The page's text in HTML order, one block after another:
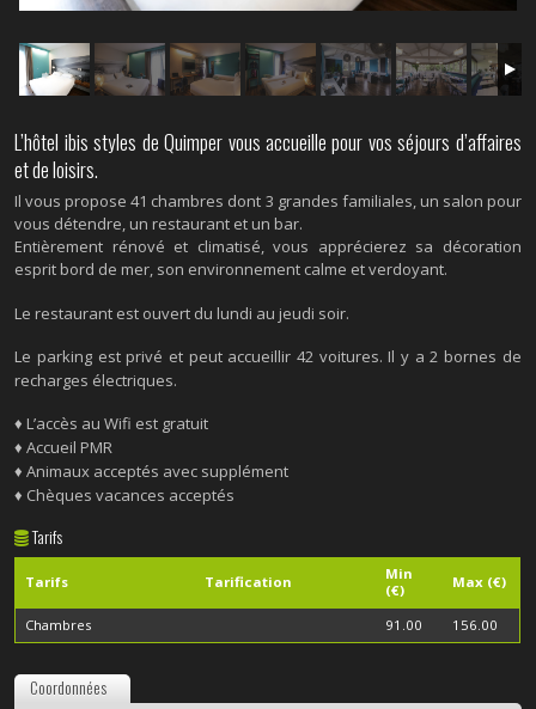
L’hôtel ibis styles de Quimper vous accueille pour vos séjours d’affaires
et de loisirs.
Il vous propose 41 chambres dont 3 grandes familiales, un salon pour
vous détendre, un restaurant et un bar.
Entièrement rénové et climatisé, vous apprécierez sa décoration
esprit bord de mer, son environnement calme et verdoyant.
Le restaurant est ouvert du lundi au jeudi soir.
Le parking est privé et peut accueillir 42 voitures. Il y a 2 bornes de
recharges électriques.
♦ L’accès au Wifi est gratuit
♦ Accueil PMR
♦ Animaux acceptés avec supplément
♦ Chèques vacances acceptés
Tarifs
Tarifs Tarification
Min
(€)
Max (€)
Chambres 91.00 156.00
Coordonnées